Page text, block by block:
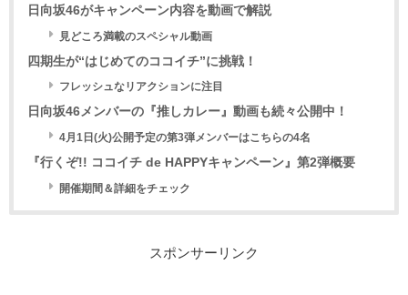
日向坂46がキャンペーン内容を動画で解説
見どころ満載のスペシャル動画
四期生が“はじめてのココイチ”に挑戦！
フレッシュなリアクションに注目
日向坂46メンバーの『推しカレー』動画も続々公開中！
4月1日(火)公開予定の第3弾メンバーはこちらの4名
『行くぞ!! ココイチ de HAPPYキャンペーン』第2弾概要
開催期間＆詳細をチェック
スポンサーリンク